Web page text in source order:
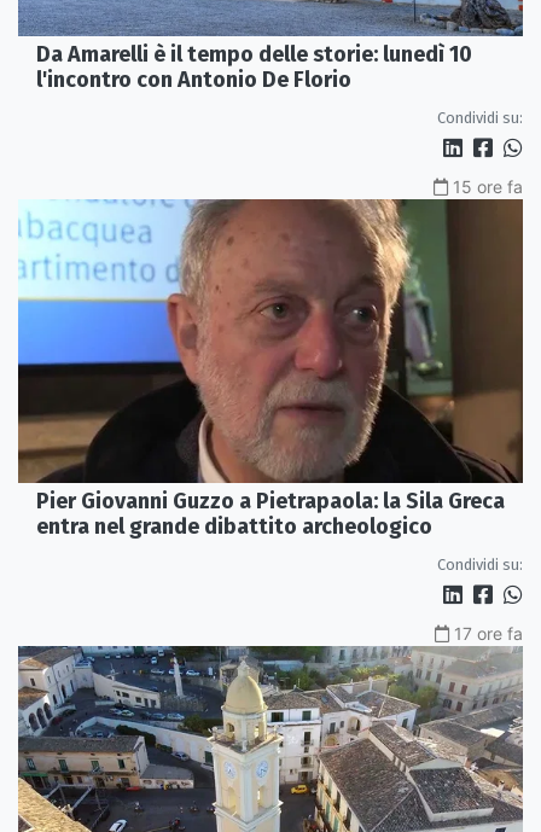
Da Amarelli è il tempo delle storie: lunedì 10
l'incontro con Antonio De Florio
Condividi su:
15 ore fa
Pier Giovanni Guzzo a Pietrapaola: la Sila Greca
entra nel grande dibattito archeologico
Condividi su:
17 ore fa